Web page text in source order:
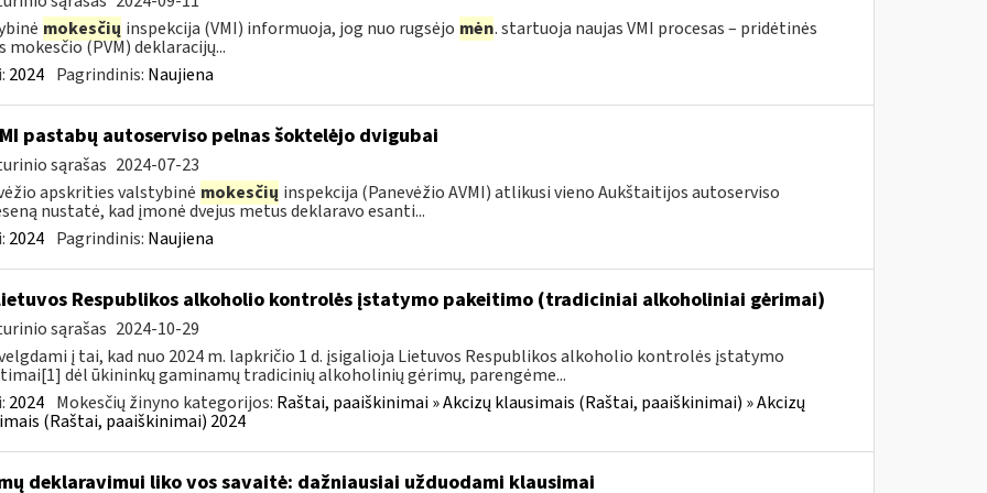
mokesčių inspekcija (VMI) informuoja, jog nuo rugsėjo mėn. startuoja naujas VMI procesas – pridėtinės
mokesčio (PVM) deklaracijų...
2024 Pagrindinis: Naujiena
pastabų autoserviso pelnas šoktelėjo dvigubai
sąrašas 2024-07-23
apskrities valstybinė mokesčių inspekcija (Panevėžio AVMI) atlikusi vieno Aukštaitijos autoserviso
nustatė, kad įmonė dvejus metus deklaravo esanti...
2024 Pagrindinis: Naujiena
Respublikos alkoholio kontrolės įstatymo pakeitimo (tradiciniai alkoholiniai gėrimai)
sąrašas 2024-10-29
į tai, kad nuo 2024 m. lapkričio 1 d. įsigalioja Lietuvos Respublikos alkoholio kontrolės įstatymo
dėl ūkininkų gaminamų tradicinių alkoholinių gėrimų, parengėme...
2024 Mokesčių žinyno kategorijos: Raštai, paaiškinimai » Akcizų klausimais (Raštai, paaiškinimai) » Akcizų
(Raštai, paaiškinimai) 2024
deklaravimui liko vos savaitė: dažniausiai užduodami klausimai